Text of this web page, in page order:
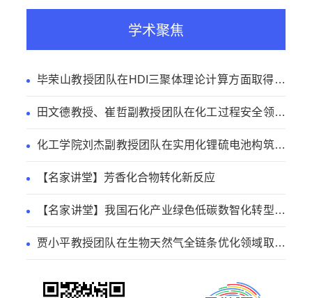
学术聚焦
毕荣山教授团队在HDI三聚体理论计算方面取得新
田文德教授、崔哲副教授团队在化工过程安全领域
化工学院刘杰副教授团队在实用化锂硫电池构筑方
【名家讲堂】芳香化合物转化新反应
【名家讲堂】我国石化产业绿色低碳数智化转型路
贾小平教授团队在生物天然气全链条优化领域取得